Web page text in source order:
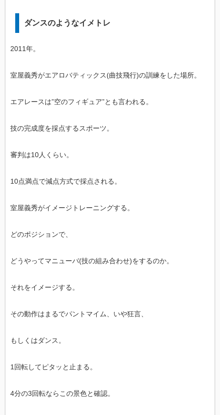
ダンスのようなイメトレ
2011年。
室屋義秀がエアロバティックス(曲技飛行)の訓練をした場所。
エアレースは”空のフィギュア”とも言われる。
技の完成度を採点するスポーツ。
審判は10人くらい。
10点満点で減点方式で採点される。
室屋義秀がイメージトレーニングする。
どのポジションで、
どうやってマニューバ(技の組み合わせ)をするのか。
それをイメージする。
その動作はまるでパントマイム、いや狂言、
もしくはダンス。
1回転してピタッと止まる。
4分の3回転ならこの景色と確認。